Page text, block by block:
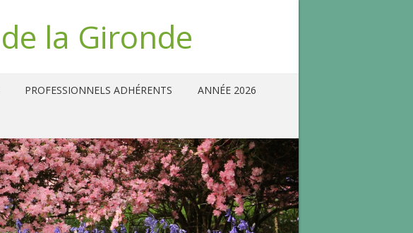
la Gironde
PROFESSIONNELS ADHÉRENTS ANNÉE 2026